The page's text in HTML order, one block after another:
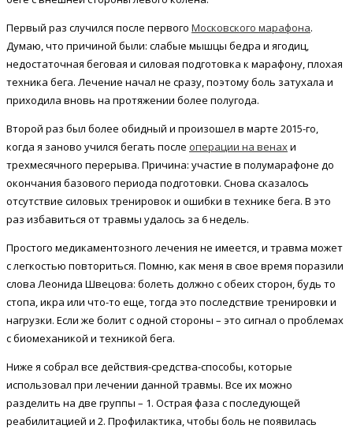
Первый раз случился после первого Московского марафона.
Думаю, что причиной были: слабые мышцы бедра и ягодиц,
недостаточная беговая и силовая подготовка к марафону, плохая
техника бега. Лечение начал не сразу, поэтому боль затухала и
приходила вновь на протяжении более полугода.
Второй раз был более обидный и произошел в марте 2015-го,
когда я заново учился бегать после операции на венахи
трехмесячного перерыва. Причина: участие в полумарафоне до
окончания базового периода подготовки. Снова сказалось
отсутствие силовых тренировок и ошибки в технике бега. В это
раз избавиться от травмы удалось за 6 недель.
Простого медикаментозного лечения не имеется, и травма может
с легкостью повториться. Помню, как меня в свое время поразили
слова Леонида Швецова: болеть должно с обеих сторон, будь то
стопа, икра или что-то еще, тогда это последствие тренировки и
нагрузки. Если же болит с одной стороны – это сигнал о проблемах
с биомеханикой и техникой бега.
Ниже я собрал все действия-средства-способы, которые
использовал при лечении данной травмы. Все их можно
разделить на две группы – 1. Острая фаза с последующей
реабилитацией и 2. Профилактика, чтобы боль не появилась